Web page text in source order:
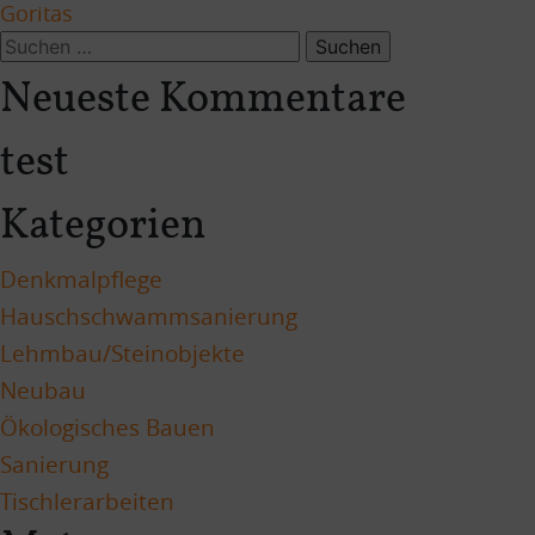
Goritas
Suchen
Neueste Kommentare
test
Kategorien
Denkmalpflege
Hauschschwammsanierung
Lehmbau/Steinobjekte
Neubau
Ökologisches Bauen
Sanierung
Tischlerarbeiten